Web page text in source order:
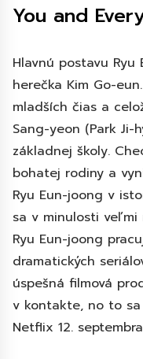
You and
Hlavnú postavu
herečka Kim Go-
mladších čias a
Sang-yeon (Park Ji-
základnej školy.
bohatej rodiny a
Ryu Eun-joong v
sa v minulosti veľmi
Ryu Eun-joong
dramatických
úspešná filmová
v kontakte, no to
Netflix 12.